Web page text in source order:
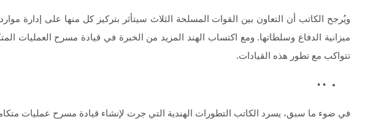
ويُرجح الكاتب أن التعاون بين القوات المسلحة الثلاث سيتأثر بتركيز كل منها على إدارة
ميزانية الدفاع وسلطاتها. ومع اكتساب الهند المزيد من الخبرة في قيادة مسرح العمليات
تتواكب مع تطور هذه القيادات.
• •
في ضوء ما سبق، يسرد الكاتب التطورات الهندية التي جرت لإنشاء قيادة مسرح عمليات